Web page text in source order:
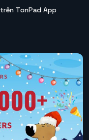
TonPad App